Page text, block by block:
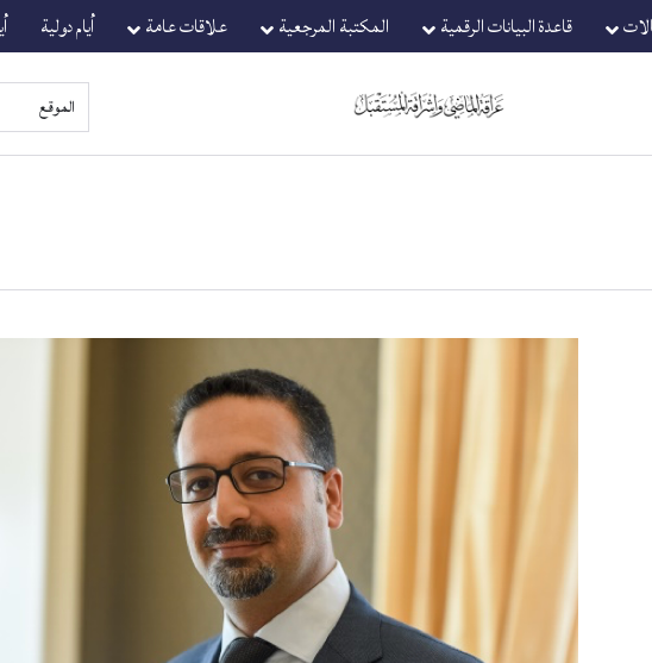
قاعدة البيانات الرقمية المكتبة المرجعية علاقات عامة أيام دولية